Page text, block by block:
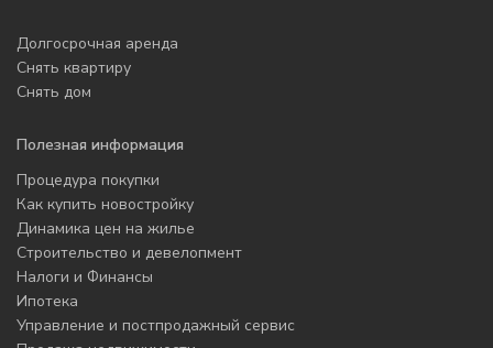
Долгосрочная аренда
Снять квартиру
Снять дом
Полезная информация
Процедура покупки
Как купить новостройку
Динамика цен на жилье
Строительство и девелопмент
Налоги и Финансы
Ипотека
Управление и постпродажный сервис